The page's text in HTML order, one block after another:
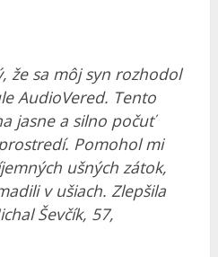
že sa môj syn rozhodol
AudioVered. Tento
jasne a silno počuť
Pomohol mi
ušných zátok,
v ušiach. Zlepšila
Ševčík, 57,